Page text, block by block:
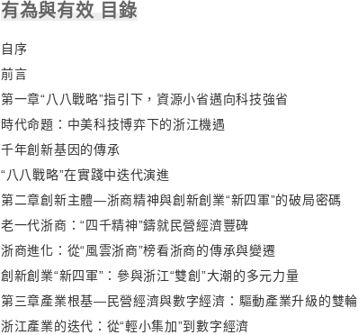
有為與有效 目錄
自序
前言
第一章“八八戰略”指引下，資源小省邁向科技強省
時代命題：中美科技博弈下的浙江機遇
千年創新基因的傳承
“八八戰略”在實踐中迭代演進
第二章創新主體—浙商精神與創新創業“新四軍”的破局密碼
老一代浙商：“四千精神”鑄就民營經濟豐碑
浙商進化：從“風雲浙商”榜看浙商的傳承與變遷
創新創業“新四軍”：參與浙江“雙創”大潮的多元力量
第三章產業根基—民營經濟與數字經濟：驅動產業升級的雙輪
浙江產業的迭代：從“輕小集加”到數字經濟